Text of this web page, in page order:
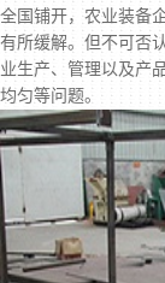
全国铺开，农业装备
有所缓解。但不可否
业生产、管理以及产
均匀等问题。